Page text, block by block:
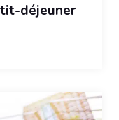
déjeuner